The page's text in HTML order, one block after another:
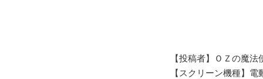
【投稿者】ＯＺの魔法
【スクリーン機種】